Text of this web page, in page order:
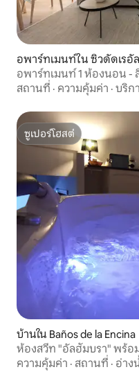
อพาร์ทเมนท์ใน ซิวดัดเรอัล
อพาร์ทเมนท์ 1 ห้องนอน - ลิ
สถานที่ · ความคุ้มค่า · บริก
ซูเปอร์โฮสต์
ซูเปอร์โฮสต์
บ้านใน Baños de la Encina
ห้องสวีท "อัลฮัมบรา" พร้อ
ความคุ้มค่า · สถานที่ · อ่าง